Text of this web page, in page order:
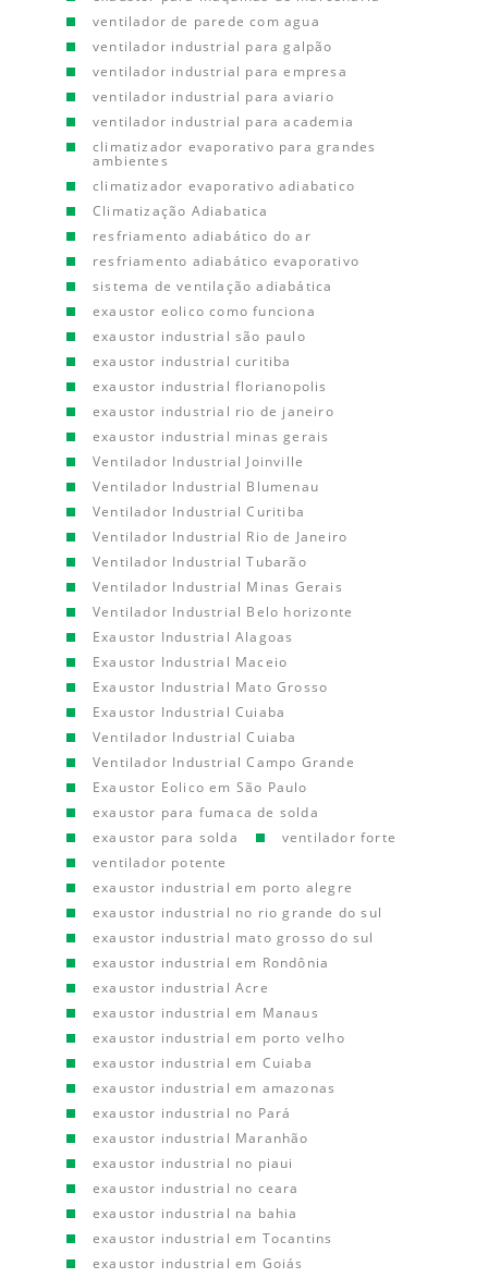
ventilador de parede com agua
ventilador industrial para galpão
ventilador industrial para empresa
ventilador industrial para aviario
ventilador industrial para academia
climatizador evaporativo para grandes
ambientes
climatizador evaporativo adiabatico
Climatização Adiabatica
resfriamento adiabático do ar
resfriamento adiabático evaporativo
sistema de ventilação adiabática
exaustor eolico como funciona
exaustor industrial são paulo
exaustor industrial curitiba
exaustor industrial florianopolis
exaustor industrial rio de janeiro
exaustor industrial minas gerais
Ventilador Industrial Joinville
Ventilador Industrial Blumenau
Ventilador Industrial Curitiba
Ventilador Industrial Rio de Janeiro
Ventilador Industrial Tubarão
Ventilador Industrial Minas Gerais
Ventilador Industrial Belo horizonte
Exaustor Industrial Alagoas
Exaustor Industrial Maceio
Exaustor Industrial Mato Grosso
Exaustor Industrial Cuiaba
Ventilador Industrial Cuiaba
Ventilador Industrial Campo Grande
Exaustor Eolico em São Paulo
exaustor para fumaca de solda
exaustor para solda
ventilador forte
ventilador potente
exaustor industrial em porto alegre
exaustor industrial no rio grande do sul
exaustor industrial mato grosso do sul
exaustor industrial em Rondônia
exaustor industrial Acre
exaustor industrial em Manaus
exaustor industrial em porto velho
exaustor industrial em Cuiaba
exaustor industrial em amazonas
exaustor industrial no Pará
exaustor industrial Maranhão
exaustor industrial no piaui
exaustor industrial no ceara
exaustor industrial na bahia
exaustor industrial em Tocantins
exaustor industrial em Goiás